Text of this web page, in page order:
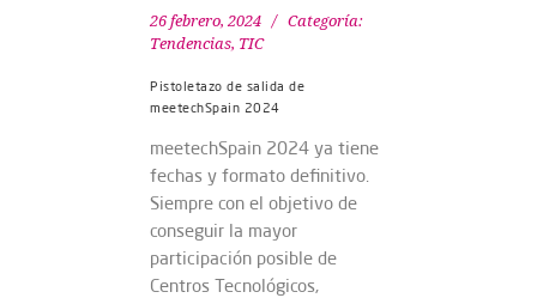
26 febrero, 2024
Categoría:
Tendencias, TIC
Pistoletazo de salida de
meetechSpain 2024
meetechSpain 2024 ya tiene
fechas y formato definitivo.
Siempre con el objetivo de
conseguir la mayor
participación posible de
Centros Tecnológicos,